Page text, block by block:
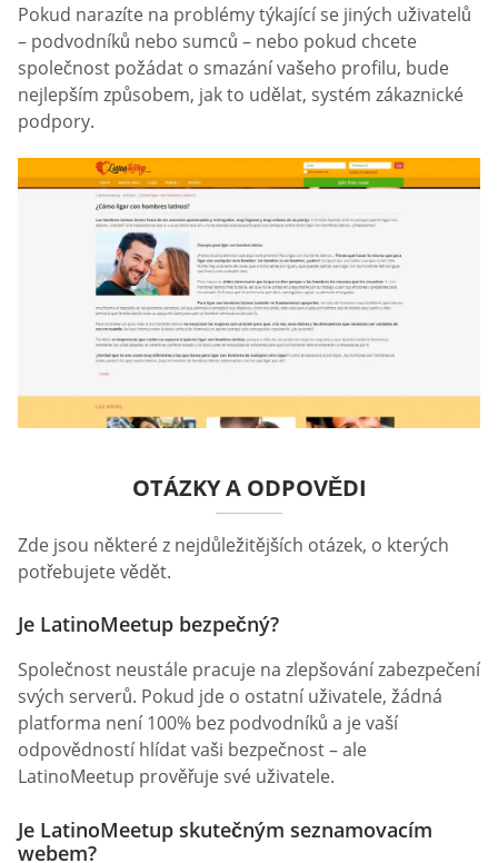
Pokud narazíte na problémy týkající se jiných uživatelů
– podvodníků nebo sumců – nebo pokud chcete
společnost požádat o smazání vašeho profilu, bude
nejlepším způsobem, jak to udělat, systém zákaznické
podpory.
OTÁZKY A ODPOVĚDI
Zde jsou některé z nejdůležitějších otázek, o kterých
potřebujete vědět.
Je LatinoMeetup bezpečný?
Společnost neustále pracuje na zlepšování zabezpečení
svých serverů. Pokud jde o ostatní uživatele, žádná
platforma není 100% bez podvodníků a je vaší
odpovědností hlídat vaši bezpečnost – ale
LatinoMeetup prověřuje své uživatele.
Je LatinoMeetup skutečným seznamovacím
webem?